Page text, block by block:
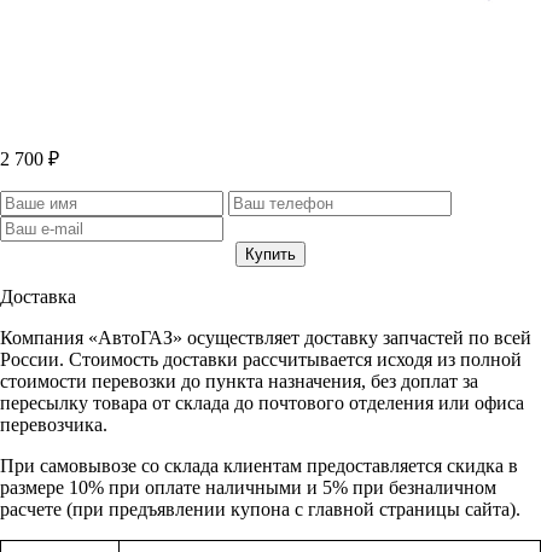
2 700 ₽
Доставка
Компания «АвтоГАЗ» осуществляет доставку запчастей по всей
России. Стоимость доставки рассчитывается исходя из полной
стоимости перевозки до пункта назначения, без доплат за
пересылку товара от склада до почтового отделения или офиса
перевозчика.
При самовывозе со склада клиентам предоставляется скидка в
размере 10% при оплате наличными и 5% при безналичном
расчете (при предъявлении купона с главной страницы сайта).